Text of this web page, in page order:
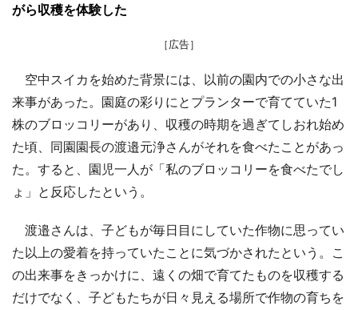
がら収穫を体験した
［広告］
空中スイカを始めた背景には、以前の園内での小さな出
来事があった。園庭の彩りにとプランターで育てていた1
株のブロッコリーがあり、収穫の時期を過ぎてしおれ始め
た頃、同園園長の渡邉元浄さんがそれを食べたことがあっ
た。すると、園児一人が「私のブロッコリーを食べたでし
ょ」と反応したという。
渡邉さんは、子どもが毎日目にしていた作物に思ってい
た以上の愛着を持っていたことに気づかされたという。こ
の出来事をきっかけに、遠くの畑で育てたものを収穫する
だけでなく、子どもたちが日々見える場所で作物の育ちを